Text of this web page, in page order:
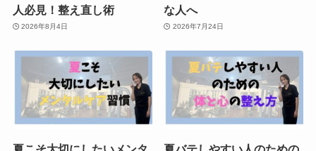
人必見！整え直し術
2026年8月4日
な人へ
2026年7月24日